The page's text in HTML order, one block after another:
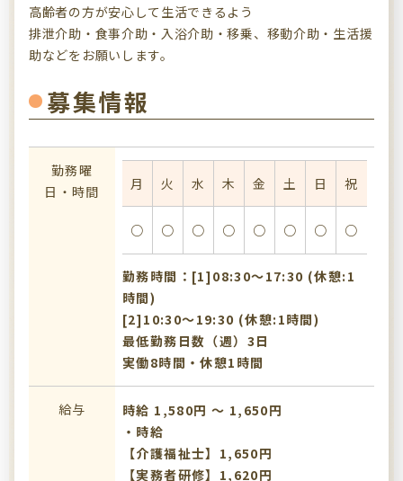
高齢者の方が安心して生活できるよう
排泄介助・食事介助・入浴介助・移乗、移動介助・生活援
助などをお願いします。
募集情報
勤務曜
日・時間
月 火 水 木 金 土 日 祝
○ ○ ○ ○ ○ ○ ○ ○
勤務時間：[1]08:30〜17:30 (休憩:1
時間)
[2]10:30〜19:30 (休憩:1時間)
最低勤務日数（週）3日
実働8時間・休憩1時間
給与
時給 1,580円 〜 1,650円
・時給
【介護福祉士】1,650円
【実務者研修】1,620円